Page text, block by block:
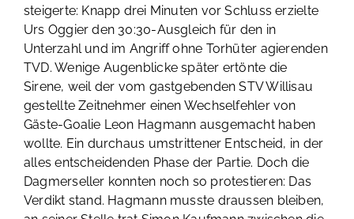
steigerte: Knapp drei Minuten vor Schluss erzielte
Urs Oggier den 30:30-Ausgleich für den in
Unterzahl und im Angriff ohne Torhüter agierenden
TVD. Wenige Augenblicke später ertönte die
Sirene, weil der vom gastgebenden STV Willisau
gestellte Zeitnehmer einen Wechselfehler von
Gäste-Goalie Leon Hagmann ausgemacht haben
wollte. Ein durchaus umstrittener Entscheid, in der
alles entscheidenden Phase der Partie. Doch die
Dagmerseller konnten noch so protestieren: Das
Verdikt stand. Hagmann musste draussen bleiben,